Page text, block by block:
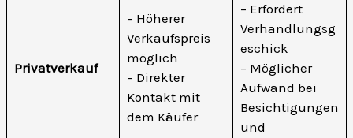
Privatverkauf
– Höherer
Verkaufspreis
möglich
– Direkter
Kontakt mit
dem Käufer
– Erfordert
Verhandlungsg
eschick
– Möglicher
Aufwand bei
Besichtigungen
und